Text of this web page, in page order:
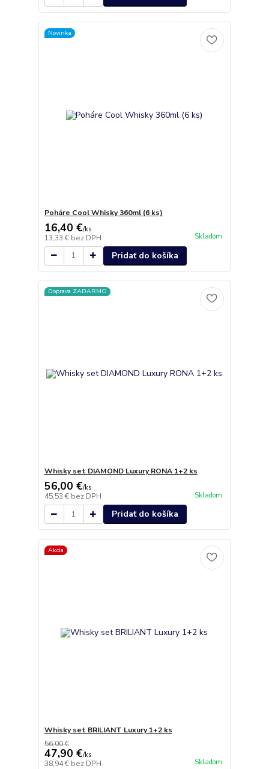
Novinka
Poháre Cool Whisky 360ml (6 ks)
16,40 €/ks
13,33 € bez DPH Skladom
Pridať do košíka
Doprava ZADARMO
Whisky set DIAMOND Luxury RONA 1+2 ks
56,00 €/ks
45,53 € bez DPH Skladom
Pridať do košíka
Akcia
Whisky set BRILIANT Luxury 1+2 ks
56,00 €
47,90 €/ks
38,94 € bez DPH Skladom